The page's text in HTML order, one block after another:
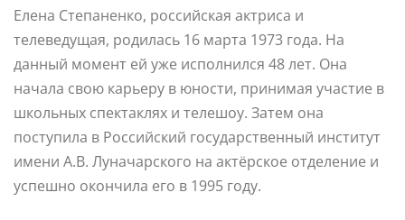
Елена Степаненко, российская актриса и
телеведущая, родилась 16 марта 1973 года. На
данный момент ей уже исполнился 48 лет. Она
начала свою карьеру в юности, принимая участие в
школьных спектаклях и телешоу. Затем она
поступила в Российский государственный институт
имени А.В. Луначарского на актёрское отделение и
успешно окончила его в 1995 году.